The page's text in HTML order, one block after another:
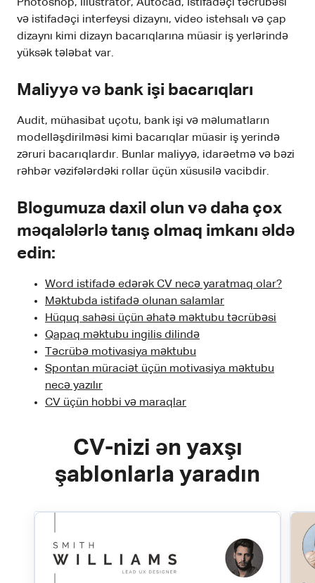
Photoshop, Illustrator, Autocad, İstifadəçi təcrübəsi
və istifadəçi interfeysi dizaynı, video istehsalı və çap
dizaynı kimi dizayn bacarıqlarına müasir iş yerlərində
yüksək tələbat var.
Maliyyə və bank işi bacarıqları
Audit, mühasibat uçotu, bank işi və məlumatların
modelləşdirilməsi kimi bacarıqlar müasir iş yerində
zəruri bacarıqlardır. Bunlar maliyyə, idarəetmə və bəzi
rəhbər vəzifələrdəki rollar üçün xüsusilə vacibdir.
Blogumuza daxil olun və daha çox
məqalələrlə tanış olmaq imkanı əldə
edin:
Word istifadə edərək CV necə yaratmaq olar?
Məktubda istifadə olunan salamlar
Hüquq sahəsi üçün əhatə məktubu təcrübəsi
Qapaq məktubu ingilis dilində
Təcrübə motivasiya məktubu
Spontan müraciət üçün motivasiya məktubu
necə yazılır
CV üçün hobbi və maraqlar
CV-nizi ən yaxşı
şablonlarla yaradın